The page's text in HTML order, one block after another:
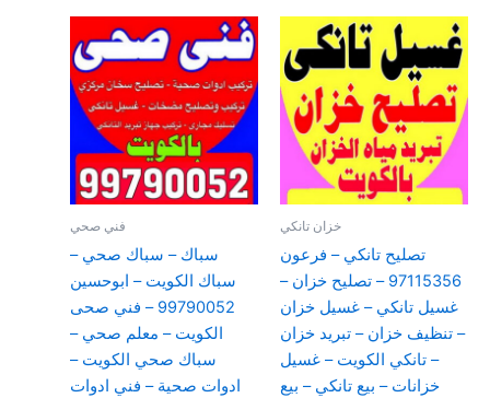
فني صحي
سباك – سباك صحي –
سباك الكويت – ابوحسين
99790052 – فني صحى
الكويت – معلم صحي –
سباك صحي الكويت –
ادوات صحية – فني ادوات
خزان تانكي
تصليح تانكي – فرعون
97115356 – تصليح خزان –
غسيل تانكي – غسيل خزان
– تنظيف خزان – تبريد خزان
– تانكي الكويت – غسيل
خزانات – بيع تانكي – بيع